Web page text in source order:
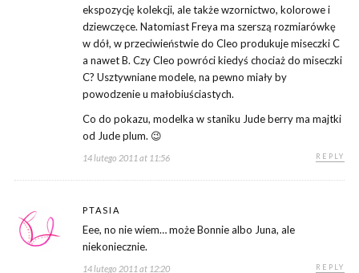
ekspozycję kolekcji, ale także wzornictwo, kolorowe i
dziewczęce. Natomiast Freya ma szerszą rozmiarówkę
w dół, w przeciwieństwie do Cleo produkuje miseczki C
a nawet B. Czy Cleo powróci kiedyś chociaż do miseczki
C? Usztywniane modele, na pewno miały by
powodzenie u małobiuściastych.
Co do pokazu, modelka w staniku Jude berry ma majtki
od Jude plum. 😉
14 lutego 2011 at 11:56 REPLY
PTASIA
Eee, no nie wiem… może Bonnie albo Juna, ale
niekoniecznie.
14 lutego 2011 at 12:20 REPLY